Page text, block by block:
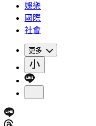
娛樂
國際
社會
更多